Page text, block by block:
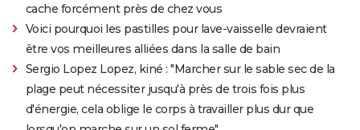
cache forcément près de chez vous
Voici pourquoi les pastilles pour lave-vaisselle devraient
être vos meilleures alliées dans la salle de bain
Sergio Lopez Lopez, kiné : "Marcher sur le sable sec de la
plage peut nécessiter jusqu'à près de trois fois plus
d'énergie, cela oblige le corps à travailler plus dur que